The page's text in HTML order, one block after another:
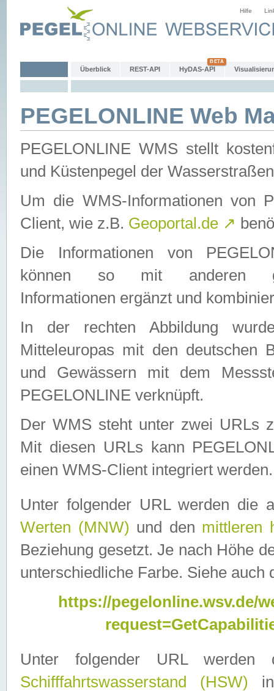
Hilfe
Überblick REST-API HyDAS-API
PEGELONLINE Web
PEGELONLINE WMS stellt
und Küstenpegel der
Um die WMS-Informationen von
Client, wie z.B. Geoportal.de ↗
Die Informationen von
können so mit anderen
Informationen ergänzt und
In der rechten Abbildung
Mitteleuropas mit den deutschen
und Gewässern mit dem
PEGELONLINE verknüpft.
Der WMS steht unter zwei URLs
Mit diesen URLs kann
einen WMS-Client integriert werden.
Unter folgender URL werden die
Werten (MNW) und den mittleren
Beziehung gesetzt. Je nach Höhe
unterschiedliche Farbe. Siehe auch
https://pegelonline.wsv.de/
Unter folgender URL
Schifffahrtswasserstand (HSW)